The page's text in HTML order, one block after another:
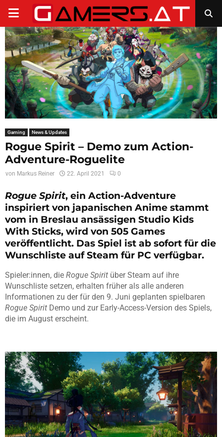
PRIMARY
MENU
Gaming News & Updates
Rogue Spirit – Demo zum Action-
Adventure-Roguelite
von Markus Reiner 22. April 2021 0
Rogue Spirit, ein Action-Adventure
inspiriert von japanischen Anime stammt
vom in Breslau ansässigen Studio Kids
With Sticks, wird von 505 Games
veröffentlicht. Das Spiel ist ab sofort für die
Wunschliste auf Steam für PC verfügbar.
Spieler:innen, die Rogue Spirit über Steam auf ihre
Wunschliste setzen, erhalten früher als alle anderen
Informationen zu der für den 9. Juni geplanten spielbaren
Rogue Spirit Demo und zur Early-Access-Version des Spiels,
die im August erscheint.